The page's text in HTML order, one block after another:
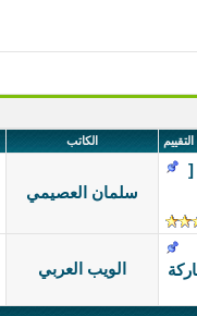
التقييم الكاتب
[
سلمان العصيمي
الويب العربي